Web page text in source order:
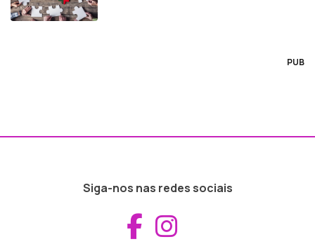
PUB
Siga-nos nas redes sociais
Aceder ao